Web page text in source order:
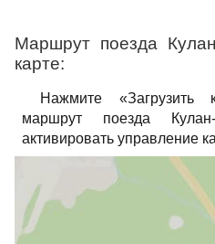
Маршрут поезда
карте:
Нажмите «Загрузить
маршрут поезда
активировать управление